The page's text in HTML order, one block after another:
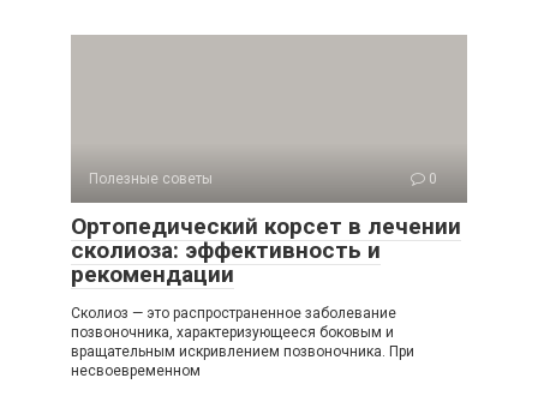
Полезные советы 0
Ортопедический корсет в лечении
сколиоза: эффективность и
рекомендации
Сколиоз — это распространенное заболевание
позвоночника, характеризующееся боковым и
вращательным искривлением позвоночника. При
несвоевременном